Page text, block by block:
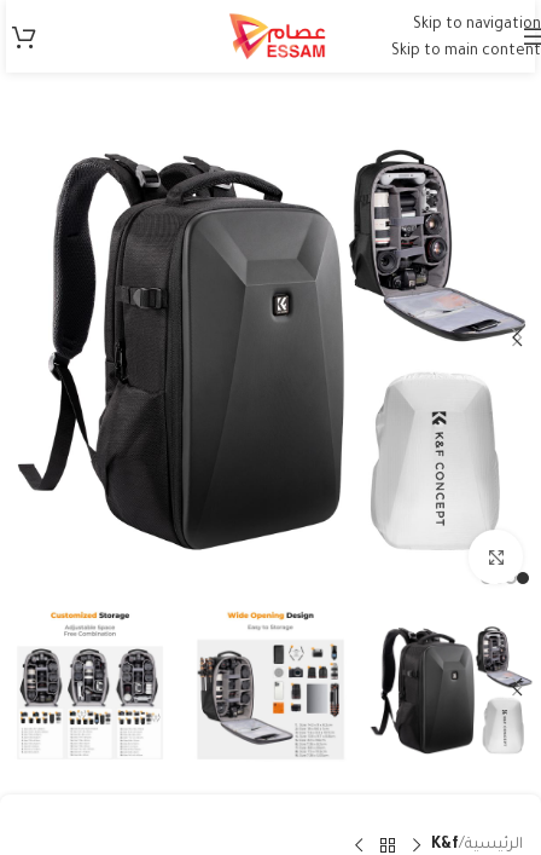
Skip to navigation
Skip to main content
الرئيسية K&f